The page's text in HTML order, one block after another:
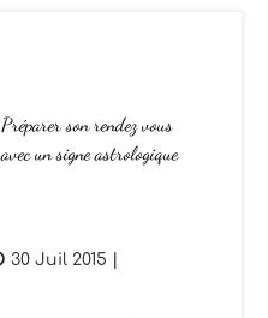
Préparer son rendez vous
avec un signe astrologique
30 Juil 2015